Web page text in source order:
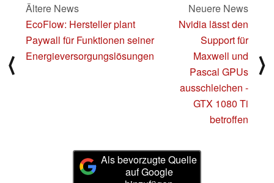
⟨
Ältere News
EcoFlow: Hersteller plant
Paywall für Funktionen seiner
Energieversorgungslösungen
Neuere News
Nvidia lässt den
Support für
Maxwell und
Pascal GPUs
ausschleichen -
GTX 1080 Ti
betroffen
⟩
Als bevorzugte Quelle
auf Google